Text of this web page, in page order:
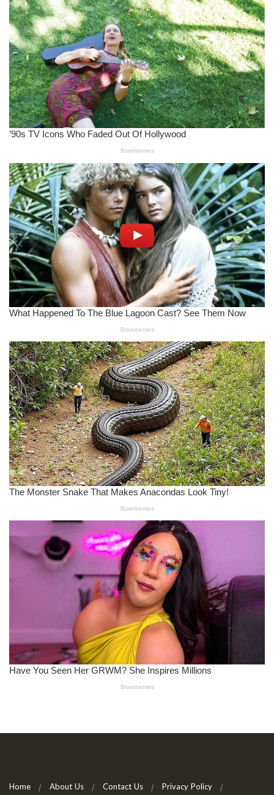
Home About Us Contact Us
Privacy Policy